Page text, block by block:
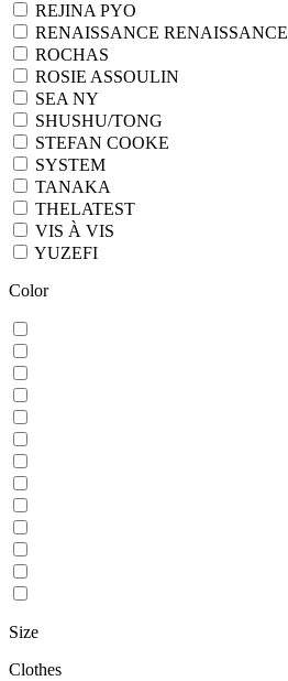
REJINA PYO
RENAISSANCE RENAISSANCE
ROCHAS
ROSIE ASSOULIN
SEA NY
SHUSHU/TONG
STEFAN COOKE
SYSTEM
TANAKA
THELATEST
VIS À VIS
YUZEFI
Color
Size
Clothes